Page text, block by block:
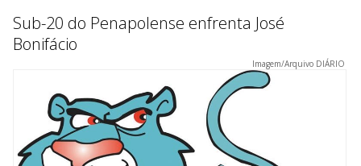
Sub-20 do Penapolense enfrenta José
Bonifácio
Imagem/Arquivo DIÁRIO